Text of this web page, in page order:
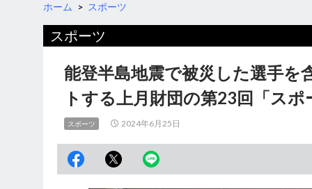
ホーム > スポーツ
スポーツ
能登半島地震で被災した選手
トする上月財団の第23回「ス
スポーツ 2024年6月25日